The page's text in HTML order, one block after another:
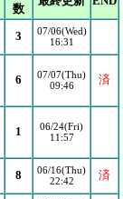
数
3
07/06(Wed)
16:31
6
07/07(Thu)
09:46
済
1
06/24(Fri)
11:57
8
06/16(Thu)
22:42
済